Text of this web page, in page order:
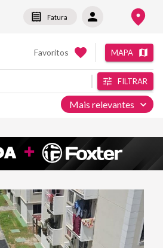
Fatura
Favoritos MAPA
FILTRAR
Mais relevantes